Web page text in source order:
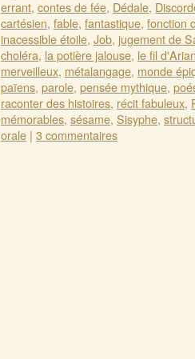
errant, contes de fée, Dédale,
cartésien, fable, fantastique, fonction
inacessible étoile, Job, jugement de
choléra, la potière jalouse, le fil
merveilleux, métalangage, monde
païens, parole, pensée mythique,
raconter des histoires, récit fabuleux,
mémorables, sésame, Sisyphe,
orale | 3 commentaires